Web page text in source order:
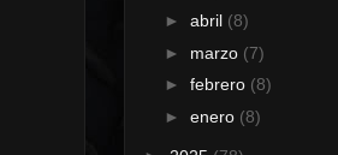
► abril (8)
► marzo (7)
► febrero (8)
► enero (8)